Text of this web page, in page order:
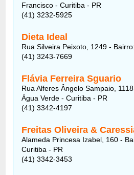
Francisco - Curitiba - PR
(41) 3232-5925
Dieta Ideal
Rua Silveira Peixoto, 1249 -
(41) 3243-7669
Flávia Ferreira Sguario
Rua Alferes Ângelo Sampaio,
Água Verde - Curitiba - PR
(41) 3342-4197
Freitas Oliveira &
Alameda Princesa Izabel, 160 -
Curitiba - PR
(41) 3342-3453